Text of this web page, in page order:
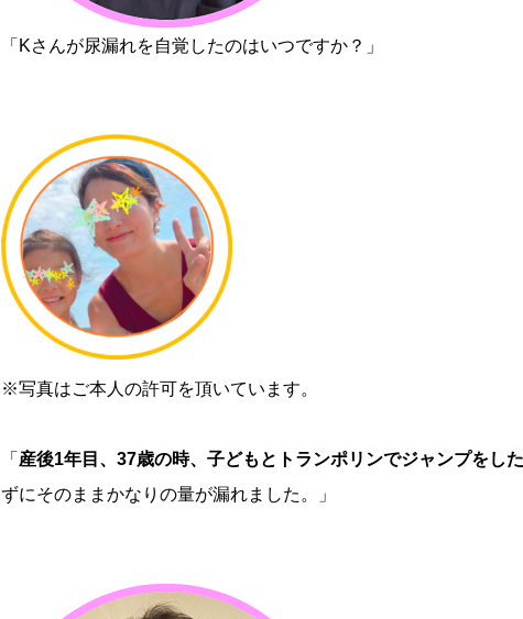
「Kさんが尿漏れを自覚したのはいつですか？」
※写真はご本人の許可を頂いています。
「 産後1年目、37歳の時、子どもとトランポリンでジャンプをし
ずにそのままかなりの量が漏れました。」